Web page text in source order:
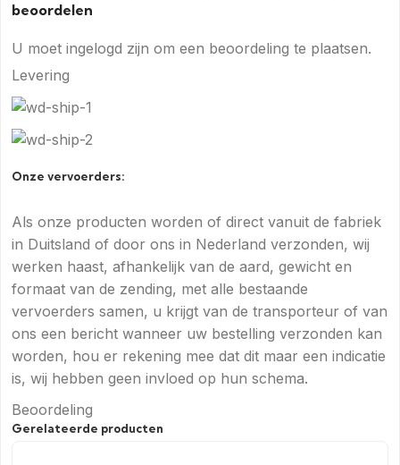
beoordelen
U moet ingelogd zijn om een beoordeling te plaatsen.
Levering
Onze vervoerders:
Als onze producten worden of direct vanuit de fabriek
in Duitsland of door ons in Nederland verzonden, wij
werken haast, afhankelijk van de aard, gewicht en
formaat van de zending, met alle bestaande
vervoerders samen, u krijgt van de transporteur of van
ons een bericht wanneer uw bestelling verzonden kan
worden, hou er rekening mee dat dit maar een indicatie
is, wij hebben geen invloed op hun schema.
Beoordeling
Gerelateerde producten